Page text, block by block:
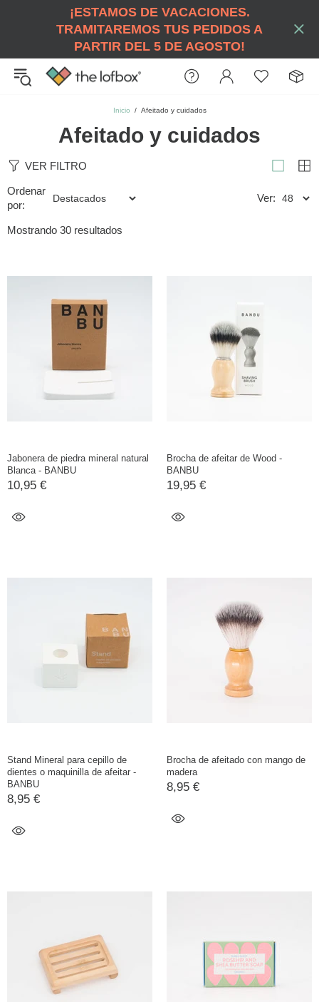
¡ESTAMOS DE VACACIONES.
TRAMITAREMOS TUS PEDIDOS A
PARTIR DEL 5 DE AGOSTO!
Inicio Afeitado y cuidados
Afeitado y cuidados
VER FILTRO
Ordenar
por:
Ver:
Mostrando 30 resultados
Jabonera de piedra mineral natural
Blanca - BANBU
10,95 €
Brocha de afeitar de Wood -
BANBU
19,95 €
Stand Mineral para cepillo de
dientes o maquinilla de afeitar -
BANBU
8,95 €
Brocha de afeitado con mango de
madera
8,95 €